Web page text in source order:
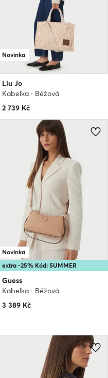
Novinka
Liu Jo
Kabelka · Béžová
2 739 Kč
extra -25% Kód: SUMMER
Novinka
Guess
Kabelka · Béžová
3 389 Kč